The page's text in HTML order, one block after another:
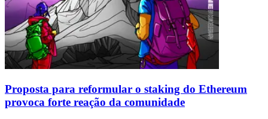
Proposta para reformular o staking do Ethereum
provoca forte reação da comunidade